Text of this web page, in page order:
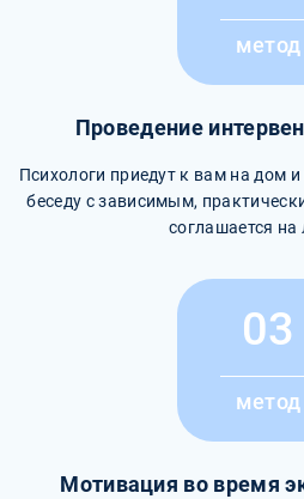
метод
Проведение
Психологи приедут к вам на дом
беседу с зависимым,
соглашается на
03
метод
Мотивация во время